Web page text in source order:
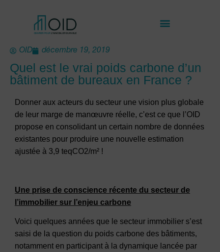
OID décembre 19, 2019
Quel est le vrai poids carbone d’un
bâtiment de bureaux en France ?
Donner aux acteurs du secteur une vision plus globale
de leur marge de manœuvre réelle, c’est ce que l’OID
propose en consolidant un certain nombre de données
existantes pour produire une nouvelle estimation
ajustée à 3,9 teqCO2/m² !
Une prise de conscience récente du secteur de
l’immobilier sur l’enjeu carbone
Voici quelques années que le secteur immobilier s’est
saisi de la question du poids carbone des bâtiments,
notamment en participant à la dynamique lancée par